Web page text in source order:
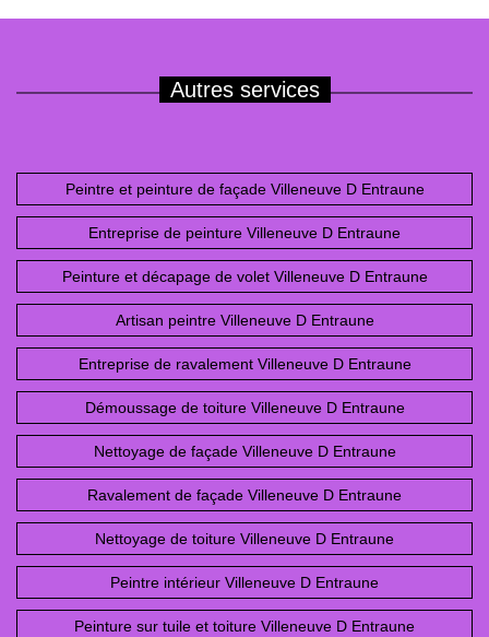
Autres services
Peintre et peinture de façade Villeneuve D Entraune
Entreprise de peinture Villeneuve D Entraune
Peinture et décapage de volet Villeneuve D Entraune
Artisan peintre Villeneuve D Entraune
Entreprise de ravalement Villeneuve D Entraune
Démoussage de toiture Villeneuve D Entraune
Nettoyage de façade Villeneuve D Entraune
Ravalement de façade Villeneuve D Entraune
Nettoyage de toiture Villeneuve D Entraune
Peintre intérieur Villeneuve D Entraune
Peinture sur tuile et toiture Villeneuve D Entraune